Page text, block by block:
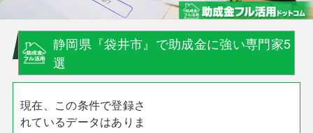
静岡県『袋井市』で助成金に強い専門家5
選
現在、この条件で登録さ
れているデータはありま